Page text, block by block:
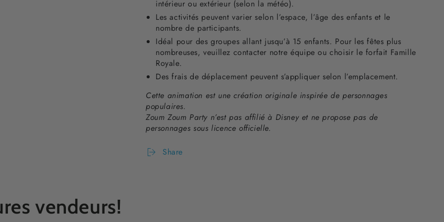
intérieur ou extérieur (selon la météo).
Les activités peuvent varier selon l’espace, l’âge des enfants et le
nombre de participants.
Idéal pour des groupes allant jusqu’à 15 enfants. Pour les fêtes plus
nombreuses, veuillez contacter notre équipe ou choisir le forfait Famille
Royale.
Des frais de déplacement peuvent s’appliquer selon l’emplacement.
Cette animation est une création originale inspirée de personnages
populaires.
Zoum Zoum Party n’est pas affilié à Disney et ne propose pas de
personnages sous licence officielle.
Share
vendeurs!